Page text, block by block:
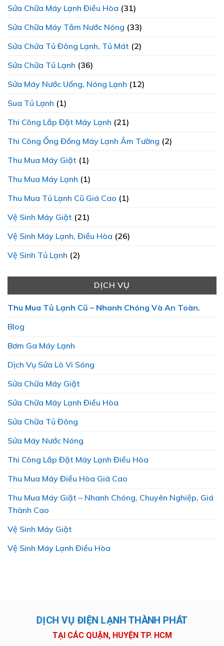
Sửa Chữa Máy Lạnh Điều Hòa (31)
Sửa Chữa Máy Tắm Nước Nóng (33)
Sửa Chửa Tủ Đông Lạnh, Tủ Mát (2)
Sửa Chữa Tủ Lạnh (36)
Sửa Máy Nước Uống, Nóng Lạnh (12)
Sua Tủ Lạnh (1)
Thi Công Lắp Đặt Máy Lạnh (21)
Thi Công Ống Đồng Máy Lạnh Âm Tường (2)
Thu Mua Máy Giặt (1)
Thu Mua Máy Lạnh (1)
Thu Mua Tủ Lạnh Cũ Giá Cao (1)
Vệ Sinh Máy Giặt (21)
Vệ Sinh Máy Lạnh, Điều Hòa (26)
Vệ Sinh Tủ Lạnh (2)
DỊCH VỤ
Thu Mua Tủ Lạnh Cũ – Nhanh Chóng Và An Toàn.
Blog
Bơm Ga Máy Lạnh
Dịch Vụ Sửa Lò Vi Sóng
Sửa Chữa Máy Giặt
Sửa Chữa Máy Lạnh Điều Hòa
Sửa Chữa Tủ Đông
Sửa Máy Nước Nóng
Thi Công Lắp Đặt Máy Lạnh Điều Hòa
Thu Mua Máy Điều Hòa Giá Cao
Thu Mua Máy Giặt – Nhanh Chóng, Chuyên Nghiệp, Giá
Thành Cao
Vệ Sinh Máy Giặt
Vệ Sinh Máy Lạnh Điều Hòa
DỊCH VỤ ĐIỆN LẠNH THÀNH PHÁT
TẠI CÁC QUẬN, HUYỆN TP. HCM